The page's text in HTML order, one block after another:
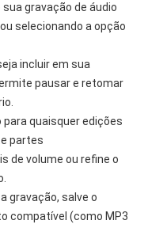
gravação de áudio
selecionando a opção
incluir em sua
pausar e retomar
para quaisquer edições
partes
de volume ou refine o
gravação, salve o
compatível (como MP3